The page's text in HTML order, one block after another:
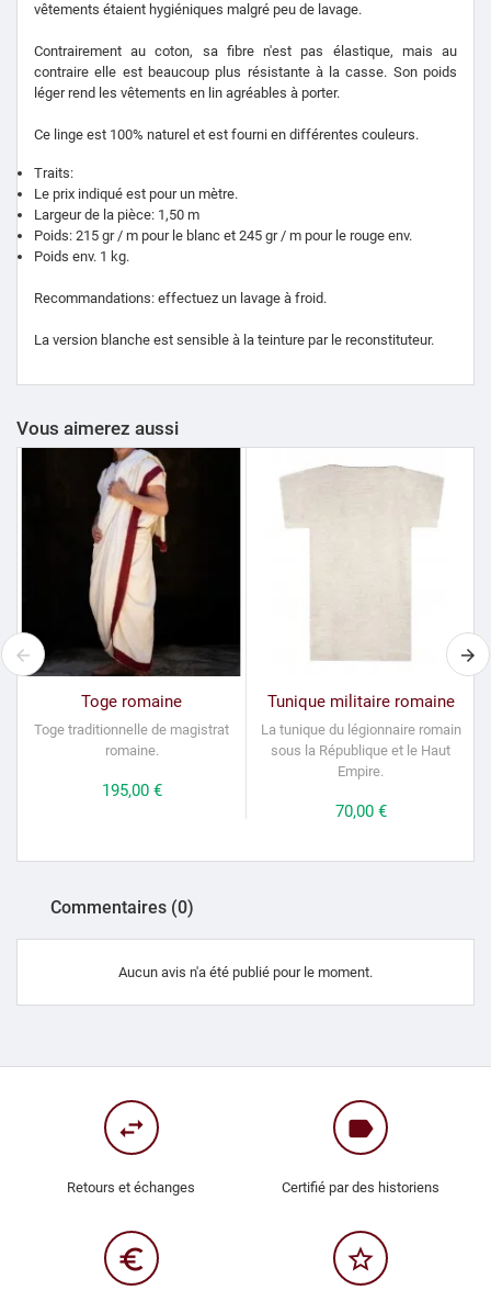
vêtements étaient hygiéniques malgré peu de lavage.
Contrairement au coton, sa fibre n'est pas élastique, mais au
contraire elle est beaucoup plus résistante à la casse. Son poids
léger rend les vêtements en lin agréables à porter.
Ce linge est 100% naturel et est fourni en différentes couleurs.
Traits:
Le prix indiqué est pour un mètre.
Largeur de la pièce: 1,50 m
Poids: 215 gr / m pour le blanc et 245 gr / m pour le rouge env.
Poids env. 1 kg.
Recommandations: effectuez un lavage à froid.
La version blanche est sensible à la teinture par le reconstituteur.
Vous aimerez aussi
Toge romaine
Toge traditionnelle de magistrat
romaine.
Prix
195,00 €
Tunique militaire romaine
La tunique du légionnaire romain
sous la République et le Haut
Empire.
Prix
70,00 €
Commentaires (0)
Aucun avis n'a été publié pour le moment.
swap_horiz
Retours et échanges
label
Certifié par des historiens
euro_symbol star_border